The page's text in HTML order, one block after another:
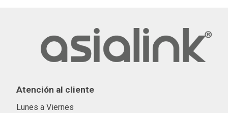
Atención al cliente
Lunes a Viernes